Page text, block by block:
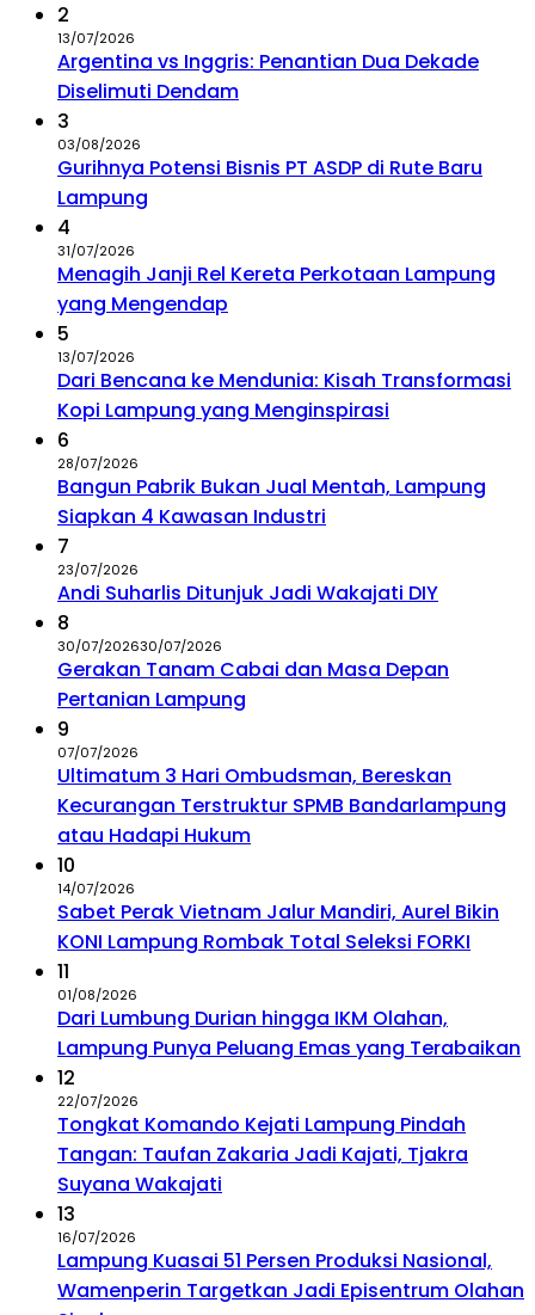
2
13/07/2026
Argentina vs Inggris: Penantian Dua Dekade
Diselimuti Dendam
3
03/08/2026
Gurihnya Potensi Bisnis PT ASDP di Rute Baru
Lampung
4
31/07/2026
Menagih Janji Rel Kereta Perkotaan Lampung
yang Mengendap
5
13/07/2026
Dari Bencana ke Mendunia: Kisah Transformasi
Kopi Lampung yang Menginspirasi
6
28/07/2026
Bangun Pabrik Bukan Jual Mentah, Lampung
Siapkan 4 Kawasan Industri
7
23/07/2026
Andi Suharlis Ditunjuk Jadi Wakajati DIY
8
30/07/202630/07/2026
Gerakan Tanam Cabai dan Masa Depan
Pertanian Lampung
9
07/07/2026
Ultimatum 3 Hari Ombudsman, Bereskan
Kecurangan Terstruktur SPMB Bandarlampung
atau Hadapi Hukum
10
14/07/2026
Sabet Perak Vietnam Jalur Mandiri, Aurel Bikin
KONI Lampung Rombak Total Seleksi FORKI
11
01/08/2026
Dari Lumbung Durian hingga IKM Olahan,
Lampung Punya Peluang Emas yang Terabaikan
12
22/07/2026
Tongkat Komando Kejati Lampung Pindah
Tangan: Taufan Zakaria Jadi Kajati, Tjakra
Suyana Wakajati
13
16/07/2026
Lampung Kuasai 51 Persen Produksi Nasional,
Wamenperin Targetkan Jadi Episentrum Olahan